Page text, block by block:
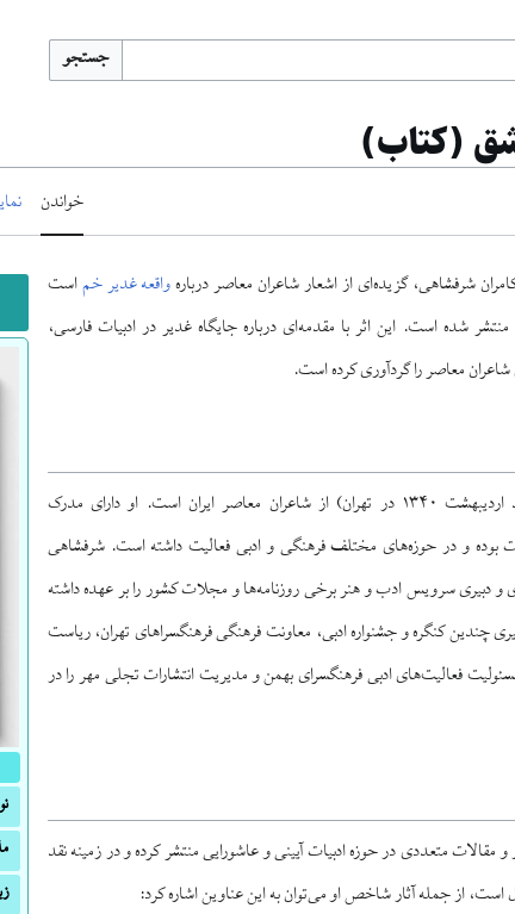
جستجو
(کتاب)
خواندن
شرفشاهی، گزیده‌ای از اشعار شاعران معاصر دربارهواقعه غدیر خماست
شده است. این اثر با مقدمه‌ای درباره جایگاه غدیر در ادبیات فارسی،
معاصر را گردآوری کرده است.
کامران شرفشاهی (متولد اردیبهشت ۱۳۴۰ در تهران) از شاعران معاصر ایران است. او دارای مدرک
بوده و در حوزه‌های مختلف فرهنگی و ادبی فعالیت داشته است. شرفشاهی
و دبیری سرویس ادب و هنر برخی روزنامه‌ها و مجلات کشور را بر عهده داشته
چندین کنگره و جشنواره ادبی، معاونت فرهنگی فرهنگسراهای تهران، ریاست
فعالیت‌های ادبی فرهنگسرای بهمن و مدیریت انتشارات تجلی مهر را در
متعددی در حوزه ادبیات آیینی و عاشورایی منتشر کرده و در زمینه نقد
است، از جمله آثار شاخص او می‌توان به این عناوین اشاره کرد: